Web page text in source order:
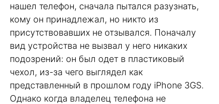
нашел телефон, сначала пытался разузнать,
кому он принадлежал, но никто из
присутствовавших не отзывался. Поначалу
вид устройства не вызвал у него никаких
подозрений: он был одет в пластиковый
чехол, из-за чего выглядел как
представленный в прошлом году iPhone 3GS.
Однако когда владелец телефона не